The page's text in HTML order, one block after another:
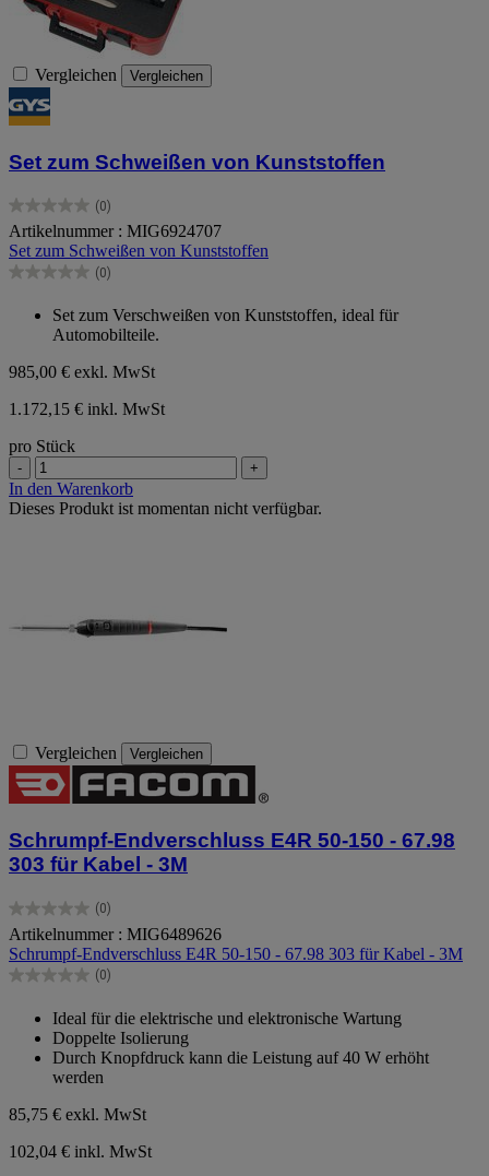
Vergleichen Vergleichen
Set zum Schweißen von Kunststoffen
(0)
0.0
von
5
Sternen.
Artikelnummer : MIG6924707
Set zum Schweißen von Kunststoffen
(0)
0.0
Sternen.
Set zum Verschweißen von Kunststoffen, ideal für
Automobilteile.
985,00 € exkl. MwSt
1.172,15 € inkl. MwSt
pro Stück
- +
In den Warenkorb
Dieses Produkt ist momentan nicht verfügbar.
Vergleichen Vergleichen
Schrumpf-Endverschluss E4R 50-150 - 67.98
303 für Kabel - 3M
(0)
0.0
von
5
Sternen.
Artikelnummer : MIG6489626
Schrumpf-Endverschluss E4R 50-150 - 67.98 303 für Kabel - 3M
(0)
0.0
Sternen.
Ideal für die elektrische und elektronische Wartung
Doppelte Isolierung
Durch Knopfdruck kann die Leistung auf 40 W erhöht
werden
85,75 € exkl. MwSt
102,04 € inkl. MwSt